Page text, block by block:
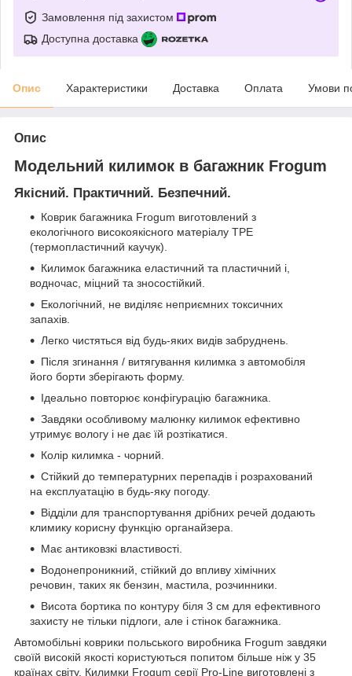
Замовлення під захистом
Доступна доставка
Опис Характеристики Доставка Оплата Умови
Опис
Модельний килимок в багажник Frogum
Якісний. Практичний. Безпечний.
Коврик багажника Frogum виготовлений з
екологічного високоякісного матеріалу TPE
(термопластичний каучук).
Килимок багажника еластичний та пластичний і,
водночас, міцний та зносостійкий.
Екологічний, не виділяє неприємних токсичних
запахів.
Легко чистяться від будь-яких видів забруднень.
Після згинання / витягування килимка з автомобіля
його борти зберігають форму.
Ідеально повторює конфігурацію багажника.
Завдяки особливому малюнку килимок ефективно
утримує вологу і не дає їй розтікатися.
Колір килимка - чорний.
Стійкий до температурних перепадів і розрахований
на експлуатацію в будь-яку погоду.
Відділи для транспортування дрібних речей додають
климику корисну функцію органайзера.
Має антиковзкі властивості.
Водонепроникний, стійкий до впливу хімічних
речовин, таких як бензин, мастила, розчинники.
Висота бортика по контуру біля 3 см для ефективного
захисту не тільки підлоги, але і стінок багажника.
Автомобільні коврики польського виробника Frogum завдяки
своїй високій якості користуються попитом більше ніж у 35
країнах світу. Килимки Frogum серії Pro-Line виготовлені з